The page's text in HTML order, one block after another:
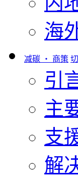
海
减碳 ‧ 商策
引
主
支
解